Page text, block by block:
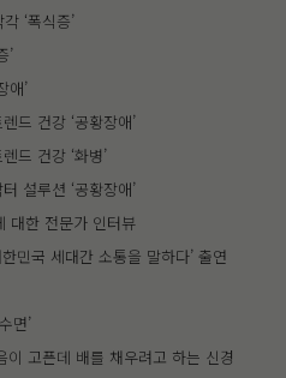
‘폭식증’
’
애’
드 건강 ‘공황장애’
드 건강 ‘화병’
설루션 ‘공황장애’
대한 전문가 인터뷰
민국 세대간 소통을 말하다’ 출연
면’
이 고픈데 배를 채우려고 하는 신경